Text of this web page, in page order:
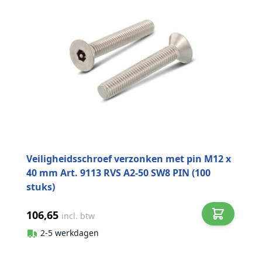
Veiligheidsschroef verzonken met pin M12 x
40 mm Art. 9113 RVS A2-50 SW8 PIN (100
stuks)
106,65 incl. btw
2-5 werkdagen